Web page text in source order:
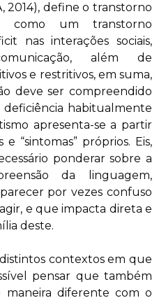
2014), define o transtorno
como um transtorno
nas interações sociais,
além de
e restritivos, em suma,
deve ser compreendido
habitualmente
apresenta-se a partir
“sintomas” próprios. Eis,
ponderar sobre a
da linguagem,
por vezes confuso
e que impacta direta e
deste.
contextos em que
pensar que também
maneira diferente com o